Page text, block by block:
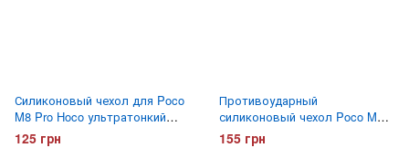
Силиконовый чехол для Poco
M8 Pro Hoco ультратонкий
Прозрачный
125 грн
Противоударный
силиконовый чехол Poco M8
Pro Gelius Proof Прозрачный
155 грн